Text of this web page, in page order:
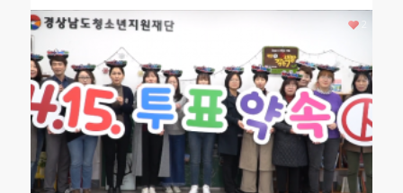
2